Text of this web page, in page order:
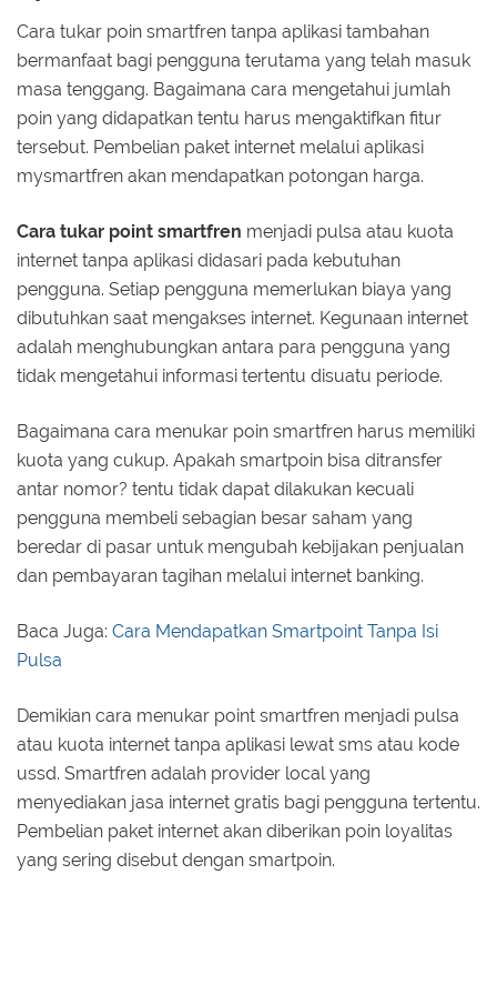
Cara tukar poin smartfren tanpa aplikasi tambahan
bermanfaat bagi pengguna terutama yang telah masuk
masa tenggang. Bagaimana cara mengetahui jumlah
poin yang didapatkan tentu harus mengaktifkan fitur
tersebut. Pembelian paket internet melalui aplikasi
mysmartfren akan mendapatkan potongan harga.
Cara tukar point smartfren menjadi pulsa atau kuota
internet tanpa aplikasi didasari pada kebutuhan
pengguna. Setiap pengguna memerlukan biaya yang
dibutuhkan saat mengakses internet. Kegunaan internet
adalah menghubungkan antara para pengguna yang
tidak mengetahui informasi tertentu disuatu periode.
Bagaimana cara menukar poin smartfren harus memiliki
kuota yang cukup. Apakah smartpoin bisa ditransfer
antar nomor? tentu tidak dapat dilakukan kecuali
pengguna membeli sebagian besar saham yang
beredar di pasar untuk mengubah kebijakan penjualan
dan pembayaran tagihan melalui internet banking.
Baca Juga: Cara Mendapatkan Smartpoint Tanpa Isi
Pulsa
Demikian cara menukar point smartfren menjadi pulsa
atau kuota internet tanpa aplikasi lewat sms atau kode
ussd. Smartfren adalah provider local yang
menyediakan jasa internet gratis bagi pengguna tertentu.
Pembelian paket internet akan diberikan poin loyalitas
yang sering disebut dengan smartpoin.